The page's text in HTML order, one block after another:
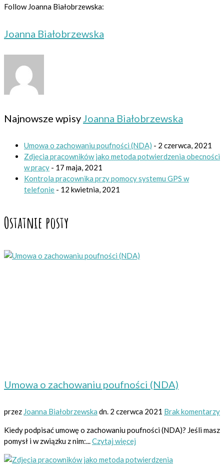
Follow Joanna Białobrzewska:
Joanna Białobrzewska
Najnowsze wpisyJoanna Białobrzewska
Umowa o zachowaniu poufności (NDA) - 2 czerwca, 2021
Zdjęcia pracowników jako metoda potwierdzenia obecności
w pracy - 17 maja, 2021
Kontrola pracownika przy pomocy systemu GPS w
telefonie - 12 kwietnia, 2021
Ostatnie posty
Umowa o zachowaniu poufności (NDA)
przez Joanna Białobrzewska dn. 2 czerwca 2021 Brak komentarzy
Kiedy podpisać umowę o zachowaniu poufności (NDA)? Jeśli masz
pomysł i w związku z nim:...Czytaj więcej